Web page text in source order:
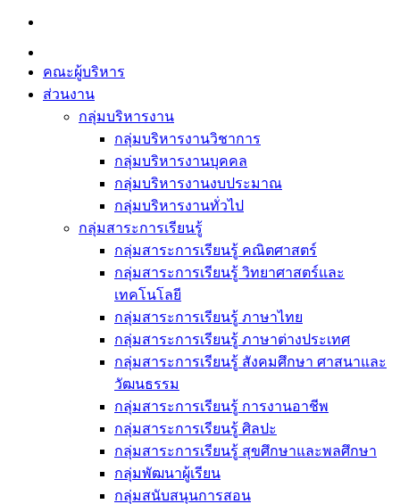
Skip
content
คณะผู้บริหาร
ส่วนงาน
กลุ่มบริหารงาน
กลุ่มบริหารงานวิชาการ
กลุ่มบริหารงานบุคคล
กลุ่มบริหารงานงบประมาณ
กลุ่มบริหารงานทั่วไป
กลุ่มสาระการเรียนรู้
กลุ่มสาระการเรียนรู้ คณิตศาสตร์
กลุ่มสาระการเรียนรู้ วิทยาศาสตร์และ
เทคโนโลยี
กลุ่มสาระการเรียนรู้ ภาษาไทย
กลุ่มสาระการเรียนรู้ ภาษาต่างประเทศ
กลุ่มสาระการเรียนรู้ สังคมศึกษา ศาสนาและ
วัฒนธรรม
กลุ่มสาระการเรียนรู้ การงานอาชีพ
กลุ่มสาระการเรียนรู้ ศิลปะ
กลุ่มสาระการเรียนรู้ สุขศึกษาและพลศึกษา
กลุ่มพัฒนาผู้เรียน
กลุ่มสนับสนุนการสอน